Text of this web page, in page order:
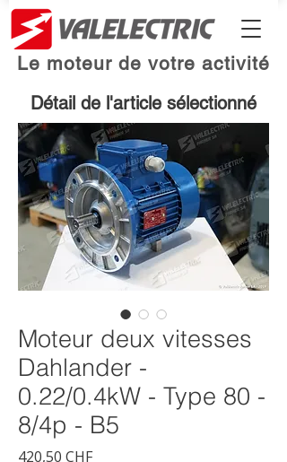
Le moteur de votre activité
Détail de l'article sélectionné
Moteur deux vitesses
Dahlander -
0.22/0.4kW - Type 80 -
8/4p - B5
420,50 CHFPrix